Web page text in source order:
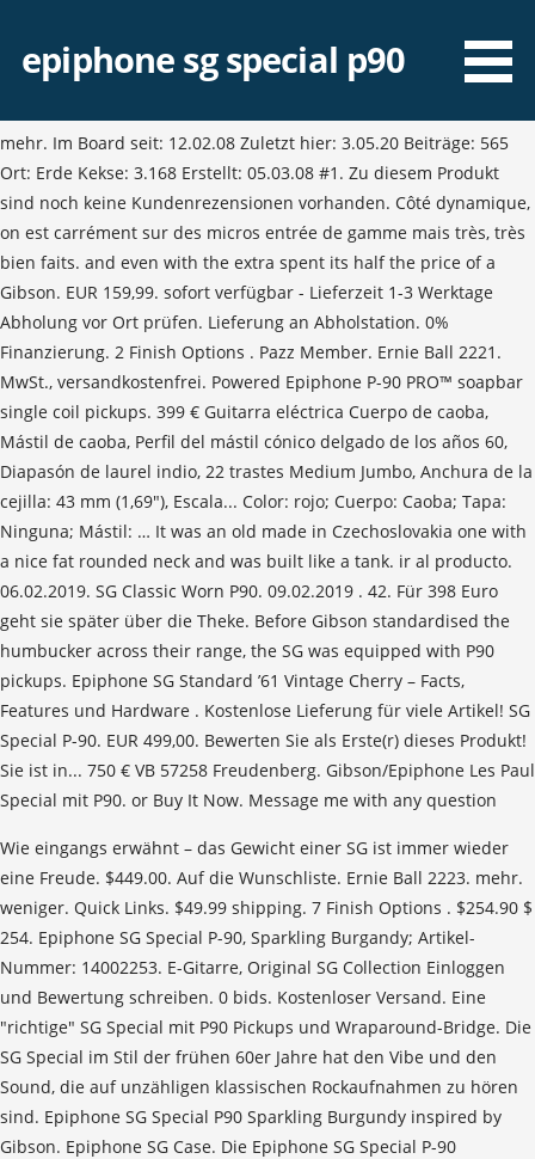
epiphone sg special p90
mehr. Im Board seit: 12.02.08 Zuletzt hier: 3.05.20 Beiträge: 565
Ort: Erde Kekse: 3.168 Erstellt: 05.03.08 #1. Zu diesem Produkt
sind noch keine Kundenrezensionen vorhanden. Côté dynamique,
on est carrément sur des micros entrée de gamme mais très, très
bien faits. and even with the extra spent its half the price of a
Gibson. EUR 159,99. sofort verfügbar - Lieferzeit 1-3 Werktage
Abholung vor Ort prüfen. Lieferung an Abholstation. 0%
Finanzierung. 2 Finish Options . Pazz Member. Ernie Ball 2221.
MwSt., versandkostenfrei. Powered Epiphone P-90 PRO™ soapbar
single coil pickups. 399 € Guitarra eléctrica Cuerpo de caoba,
Mástil de caoba, Perfil del mástil cónico delgado de los años 60,
Diapasón de laurel indio, 22 trastes Medium Jumbo, Anchura de la
cejilla: 43 mm (1,69"), Escala... Color: rojo; Cuerpo: Caoba; Tapa:
Ninguna; Mástil: … It was an old made in Czechoslovakia one with
a nice fat rounded neck and was built like a tank. ir al producto.
06.02.2019. SG Classic Worn P90. 09.02.2019 . 42. Für 398 Euro
geht sie später über die Theke. Before Gibson standardised the
humbucker across their range, the SG was equipped with P90
pickups. Epiphone SG Standard ’61 Vintage Cherry – Facts,
Features und Hardware . Kostenlose Lieferung für viele Artikel! SG
Special P-90. EUR 499,00. Bewerten Sie als Erste(r) dieses Produkt!
Sie ist in... 750 € VB 57258 Freudenberg. Gibson/Epiphone Les Paul
Special mit P90. or Buy It Now. Message me with any question
Wie eingangs erwähnt – das Gewicht einer SG ist immer wieder
eine Freude. $449.00. Auf die Wunschliste. Ernie Ball 2223. mehr.
weniger. Quick Links. $49.99 shipping. 7 Finish Options . $254.90 $
254. Epiphone SG Special P-90, Sparkling Burgandy; Artikel-
Nummer: 14002253. E-Gitarre, Original SG Collection Einloggen
und Bewertung schreiben. 0 bids. Kostenloser Versand. Eine
"richtige" SG Special mit P90 Pickups und Wraparound-Bridge. Die
SG Special im Stil der frühen 60er Jahre hat den Vibe und den
Sound, die auf unzähligen klassischen Rockaufnahmen zu hören
sind. Epiphone SG Special P90 Sparkling Burgundy inspired by
Gibson. Epiphone SG Case. Die Epiphone SG Special P-90